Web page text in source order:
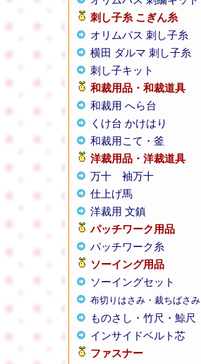
刺し子糸 こぎん糸
オリムパス 刺し子糸
横田 ダルマ 刺し子糸
刺し子キット
和裁用品・和裁道具
和裁用 へら台
くけ台 かけはり
和裁用こて・釜
洋裁用品・洋裁道具
万十
袖万十
仕上げ馬
洋裁用 文鎮
パッチワーク用品
パッチワーク糸
ソーイング用品
ソーイングセット
布切りはさみ・裁ちばさみ
ものさし・竹尺・鯨尺
インサイドベルト芯
ファスナー